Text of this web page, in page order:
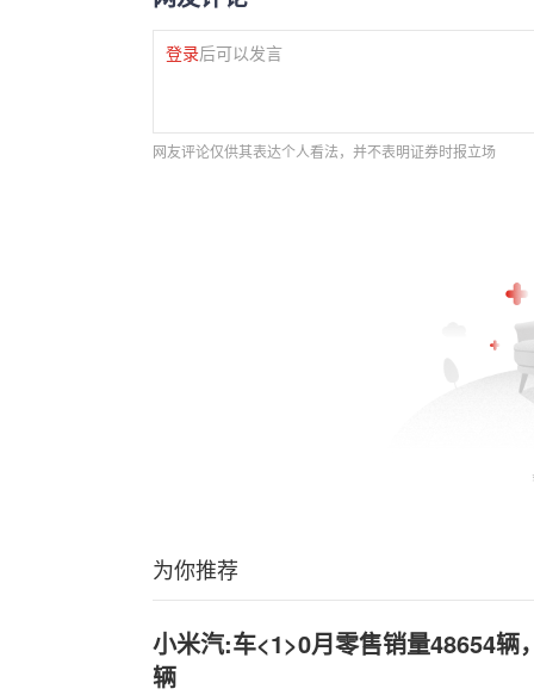
登录后可以发言
网友评论仅供其表达个人看法，并不表明证券时报立场
为你推荐
小米汽:车<1>0月零售销量48654辆
辆